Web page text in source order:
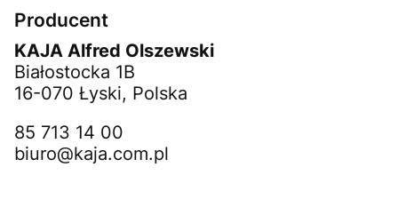
Producent
KAJA Alfred Olszewski
Białostocka 1B
16-070 Łyski, Polska
85 713 14 00
biuro@kaja.com.pl